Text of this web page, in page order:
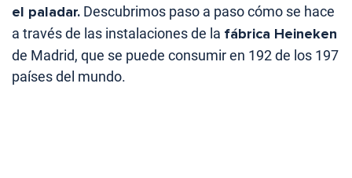
el paladar. Descubrimos paso a paso cómo se hace
a través de las instalaciones de la fábrica Heineken
de Madrid, que se puede consumir en 192 de los 197
países del mundo.